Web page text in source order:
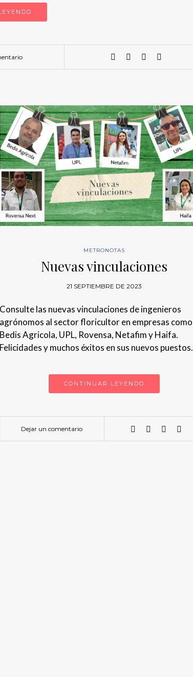
METRONOTAS
Nuevas vinculaciones
21 SEPTIEMBRE DE 2023
Consulte las nuevas vinculaciones de ingenieros
agrónomos al sector floricultor en empresas como
Bedis Agricola, UPL, Rovensa, Netafim y Haifa.
Felicidades y muchos éxitos en sus nuevos puestos.
CONTINUAR LEYENDO
Dejar un comentario